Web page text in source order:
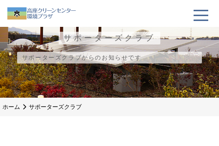
サポーターズクラブ
サポーターズクラブからのお知らせです
ホーム サポーターズクラブ